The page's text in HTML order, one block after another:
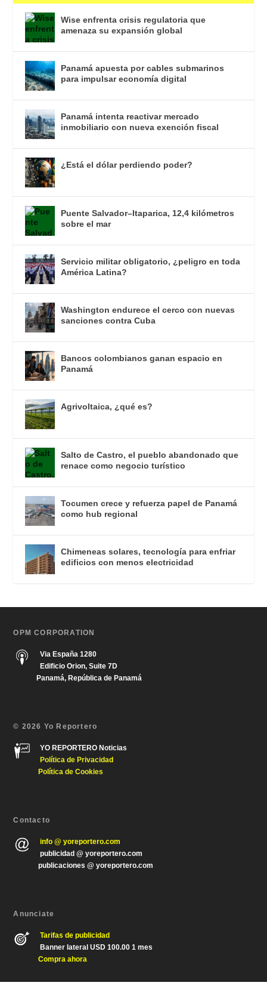
Wise enfrenta crisis regulatoria que
amenaza su expansión global
Panamá apuesta por cables submarinos
para impulsar economía digital
Panamá intenta reactivar mercado
inmobiliario con nueva exención fiscal
¿Está el dólar perdiendo poder?
Puente Salvador–Itaparica, 12,4 kilómetros
sobre el mar
Servicio militar obligatorio, ¿peligro en toda
América Latina?
Washington endurece el cerco con nuevas
sanciones contra Cuba
Bancos colombianos ganan espacio en
Panamá
Agrivoltaica, ¿qué es?
Salto de Castro, el pueblo abandonado que
renace como negocio turístico
Tocumen crece y refuerza papel de Panamá
como hub regional
Chimeneas solares, tecnología para enfriar
edificios con menos electricidad
OPM CORPORATION
Via España 1280
Edificio Orion, Suite 7D
Panamá, República de Panamá
© 2026 Yo Reportero
YO REPORTERO Noticias
Política de Privacidad
Política de Cookies
Contacto
info @ yoreportero.com
publicidad @ yoreportero.com
publicaciones @ yoreportero.com
Anunciate
Tarifas de publicidad
Banner lateral USD 100.00 1 mes
Compra ahora